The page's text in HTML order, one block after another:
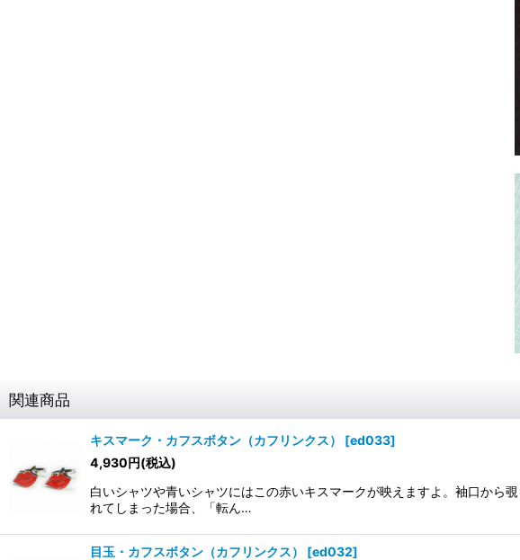
関連商品
キスマーク・カフスボタン（カフリンクス） [ed033]
4,930円(税込)
白いシャツや青いシャツにはこの赤いキスマークが映えますよ。袖口か
れてしまった場合、「転ん…
目玉・カフスボタン（カフリンクス） [ed032]